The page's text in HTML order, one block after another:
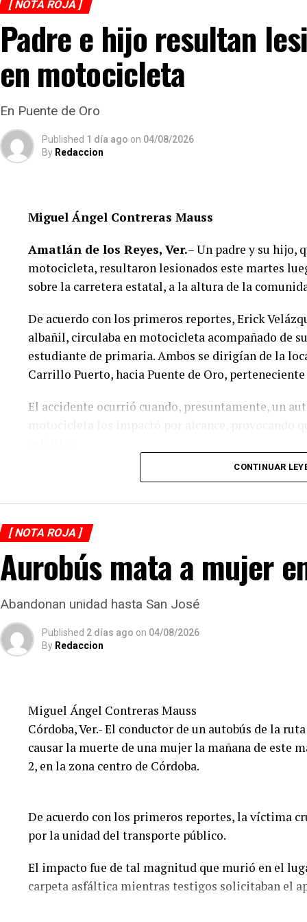
cortocircuito o algún otro factor, por lo que serán
que determinen el origen del siniestro.
[ NOTA ROJA ]
Padre e hijo resultan
en motocicleta
En Puente de Oro
Published 1 día ago on 04/08/2026
By Redaccion
Miguel Ángel Contreras Mauss
Amatlán de los Reyes, Ver.– Un padre y su hijo,
motocicleta, resultaron lesionados este martes
sobre la carretera estatal, a la altura de la
De acuerdo con los primeros reportes, Erick
albañil, circulaba en motocicleta acompañado de
estudiante de primaria. Ambos se dirigían de la
Carrillo Puerto, hacia Puente de Oro,
El accidente ocurrió cuando, presuntamente, un
De acuerdo con versiones recabadas en el lugar,
sitio tras el percance, en tanto las autoridades
para determinar las causas del accidente y el
CONTINUAR
[ NOTA ROJA ]
Aurobús mata a mujer
Abandonan unidad hasta San José
Published 2 días ago on 04/08/2026
By Redaccion
Miguel Ángel Contreras Mauss
Córdoba, Ver.- El conductor de un autobús de la
causar la muerte de una mujer la mañana de este
2, en la zona centro de Córdoba.
De acuerdo con los primeros reportes, la víctima
por la unidad del transporte público.
El impacto fue de tal magnitud que murió en el
carpeta asfáltica mientras testigos solicitaban el